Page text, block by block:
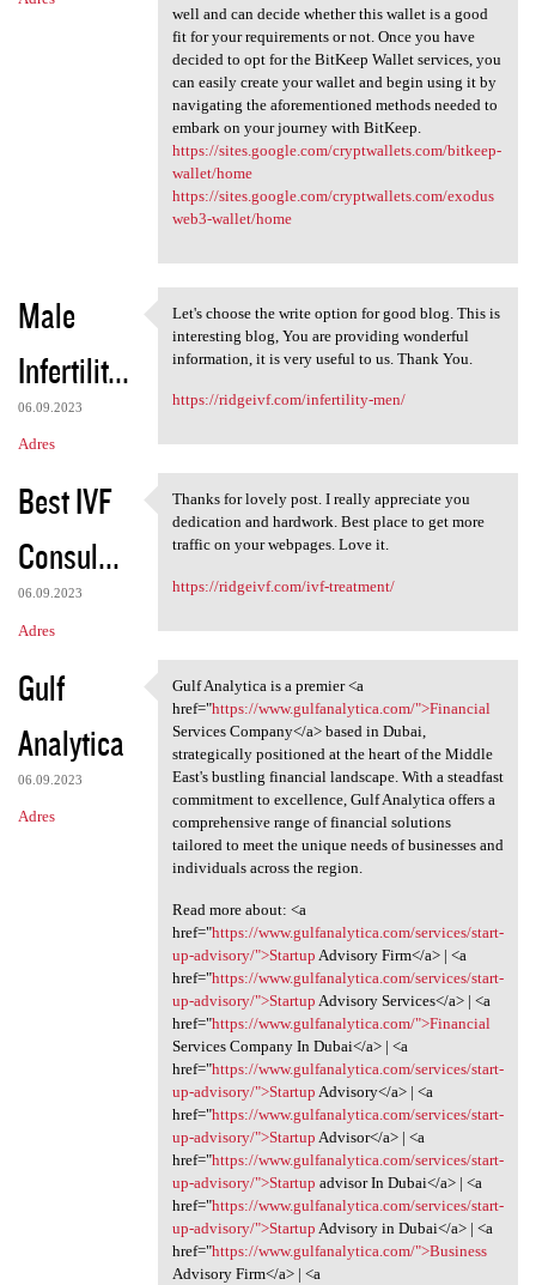
well and can decide whether this wallet is a good
fit for your requirements or not. Once you have
decided to opt for the BitKeep Wallet services, you
can easily create your wallet and begin using it by
navigating the aforementioned methods needed to
embark on your journey with BitKeep.
https://sites.google.com/cryptwallets.com/bitkeep-
wallet/home
https://sites.google.com/cryptwallets.com/exodus
web3-wallet/home
Male
Infertilit...
06.09.2023
Adres
Let's choose the write option
Let's choose the write option for good blog. This is
interesting blog, You are providing wonderful
information, it is very useful to us. Thank You.
https://ridgeivf.com/infertility-men/
Best IVF
Consul...
06.09.2023
Adres
Thanks for lovely post. I
Thanks for lovely post. I really appreciate you
dedication and hardwork. Best place to get more
traffic on your webpages. Love it.
https://ridgeivf.com/ivf-treatment/
Gulf
Analytica
06.09.2023
Adres
Gulf Analytica is a premier
Gulf Analytica is a premier <a
href="https://www.gulfanalytica.com/">Financial
Services Company</a> based in Dubai,
strategically positioned at the heart of the Middle
East's bustling financial landscape. With a steadfast
commitment to excellence, Gulf Analytica offers a
comprehensive range of financial solutions
tailored to meet the unique needs of businesses and
individuals across the region.
Read more about: <a
href="https://www.gulfanalytica.com/services/start-
up-advisory/">Startup Advisory Firm</a> | <a
href="https://www.gulfanalytica.com/services/start-
up-advisory/">Startup Advisory Services</a> | <a
href="https://www.gulfanalytica.com/">Financial
Services Company In Dubai</a> | <a
href="https://www.gulfanalytica.com/services/start-
up-advisory/">Startup Advisory</a> | <a
href="https://www.gulfanalytica.com/services/start-
up-advisory/">Startup Advisor</a> | <a
href="https://www.gulfanalytica.com/services/start-
up-advisory/">Startup advisor In Dubai</a> | <a
href="https://www.gulfanalytica.com/services/start-
up-advisory/">Startup Advisory in Dubai</a> | <a
href="https://www.gulfanalytica.com/">Business
Advisory Firm</a> | <a